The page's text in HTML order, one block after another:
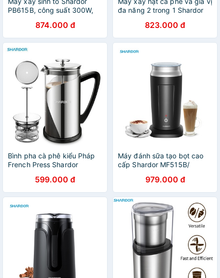
PB615B, công suất 300W,
Blender Mixeur Portable
874.000 đ
đa năng 2 trong 1 Shardor
hàng chính hãng bảo hành
12 tháng
823.000 đ
Bình pha cà phê kiểu Pháp
French Press Shardor
bảo hành chính hãng 12
tháng
599.000 đ
Máy đánh sữa tạo bọt cao
cấp Shardor MF515B/
979.000 đ